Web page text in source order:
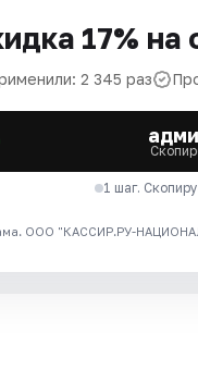
17% на
2 345 раз
1 шаг.
ООО "КАССИР.РУ-